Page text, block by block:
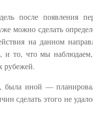
после появления
можно сделать
на данном
и то, что мы
рубежей.
была иной —
сделать этого не